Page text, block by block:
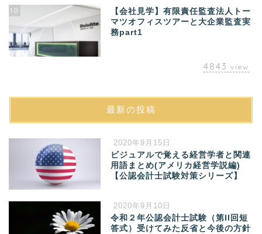
10
【会社見学】有限責任監査法人トー
マツオフィスツアーと大企業監査実
務part1
4843 view
最新の投稿
2020年9月15日
ビジュアルで覚える経営学者と関連
用語まとめ(アメリカ経営学説編)
【公認会計士試験対策シリーズ】
2020年9月10日
令和２年公認会計士試験（第II回短
答式）受けてみた反省と今後の方針